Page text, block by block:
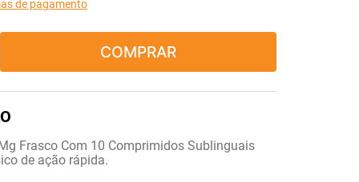
de pagamento
COMPRAR
Frasco Com 10 Comprimidos Sublinguais
de ação rápida.